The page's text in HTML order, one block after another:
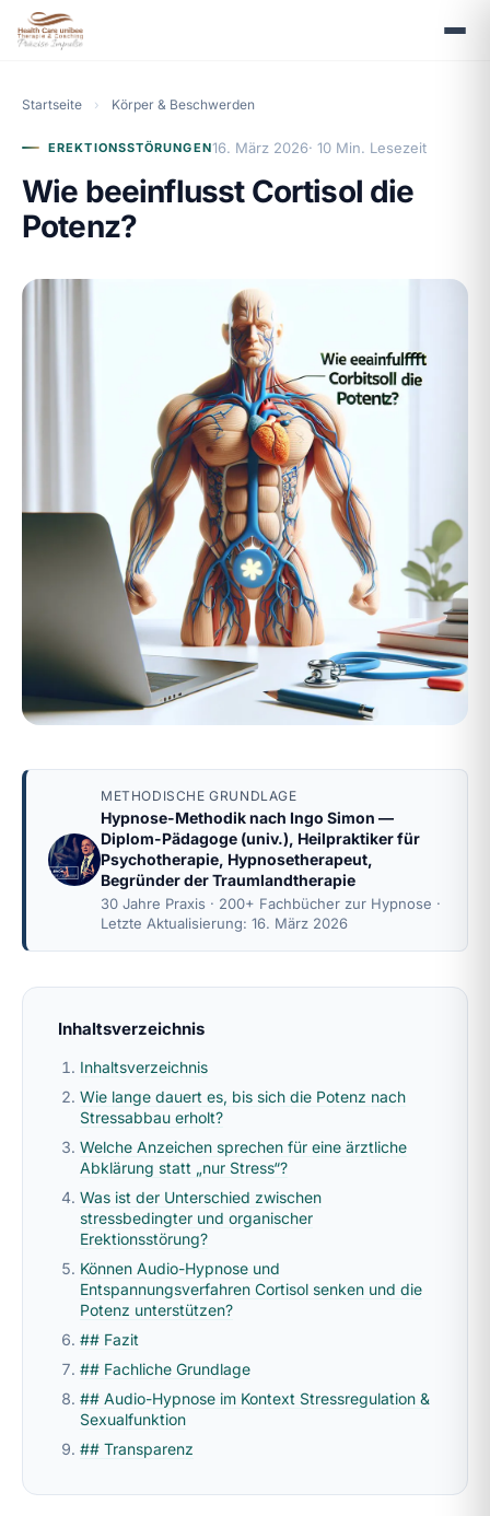
Startseite › Körper & Beschwerden
EREKTIONSSTÖRUNGEN16. März 2026· 10 Min. Lesezeit
Wie beeinflusst Cortisol die
Potenz?
METHODISCHE GRUNDLAGE
Hypnose-Methodik nach Ingo Simon —
Diplom-Pädagoge (univ.), Heilpraktiker für
Psychotherapie, Hypnosetherapeut,
Begründer der Traumlandtherapie
30 Jahre Praxis · 200+ Fachbücher zur Hypnose ·
Letzte Aktualisierung: 16. März 2026
Inhaltsverzeichnis
Inhaltsverzeichnis
Wie lange dauert es, bis sich die Potenz nach
Stressabbau erholt?
Welche Anzeichen sprechen für eine ärztliche
Abklärung statt „nur Stress“?
Was ist der Unterschied zwischen
stressbedingter und organischer
Erektionsstörung?
Können Audio-Hypnose und
Entspannungsverfahren Cortisol senken und die
Potenz unterstützen?
## Fazit
## Fachliche Grundlage
## Audio-Hypnose im Kontext Stressregulation &
Sexualfunktion
## Transparenz